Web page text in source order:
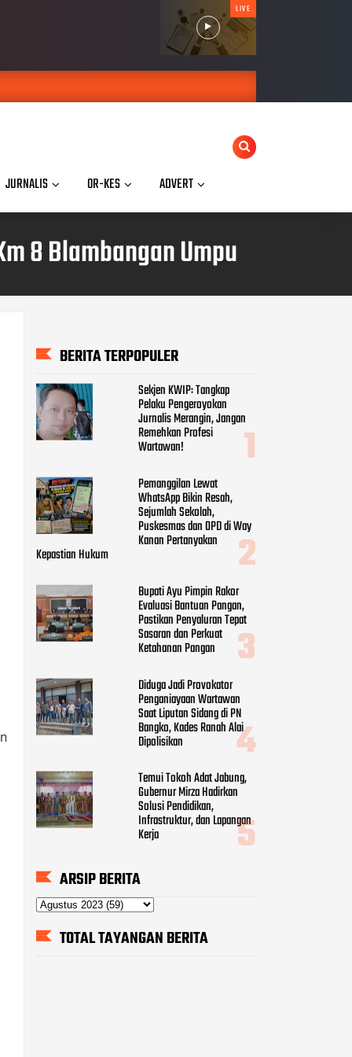
LIVE
JURNALIS OR-KES ADVERT
8 Blambangan Umpu
BERITA TERPOPULER
Sekjen KWIP: Tangkap
Pelaku Pengeroyokan
Jurnalis Merangin, Jangan
Remehkan Profesi
Wartawan!
Pemanggilan Lewat
WhatsApp Bikin Resah,
Sejumlah Sekolah,
Puskesmas dan OPD di Way
Kanan Pertanyakan
Kepastian Hukum
Bupati Ayu Pimpin Rakor
Evaluasi Bantuan Pangan,
Pastikan Penyaluran Tepat
Sasaran dan Perkuat
Ketahanan Pangan
Diduga Jadi Provokator
Penganiayaan Wartawan
Saat Liputan Sidang di PN
Bangko, Kades Ranah Alai
Dipolisikan
Temui Tokoh Adat Jabung,
Gubernur Mirza Hadirkan
Solusi Pendidikan,
Infrastruktur, dan Lapangan
Kerja
ARSIP BERITA
TOTAL TAYANGAN BERITA